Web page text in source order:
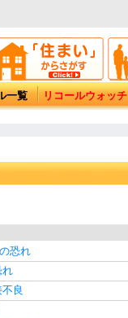
一覧 リコールウォッチ
恐れ
れ
良